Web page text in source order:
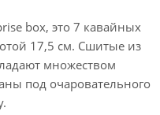
box, это 7 кавайных
17,5 см. Сшитые из
множеством
под очаровательного